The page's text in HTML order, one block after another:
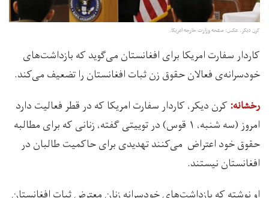
کرن دیکر. عکس: صفحه وزارت خارجه امریکا.
کاردار سفارت امریکا برای افغانستان می‌گوید که بازداشت‌های
خودسرانه‌ی فعالان حقوق زن ثبات افغانستان را تضعیف می‌کند.
رخشانه:کرن دیکر، کاردار سفارت امریکا که در قطر فعالیت دارد
امروز (سه شنبه، ۱ قوس) در توییتی گفته، زنانی ‌که برای مطالبه
حقوق خود اعتراض می‌کنند تهدیدی برای حاکمیت طالبان در
افغانستان نیستند.